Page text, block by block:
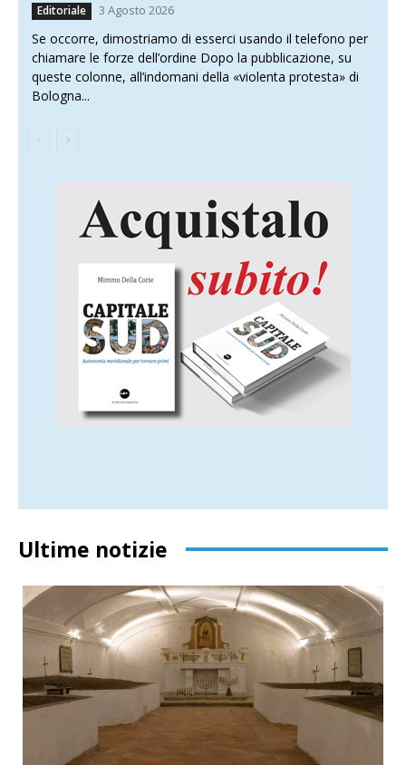
Editoriale 3 Agosto 2026
Se occorre, dimostriamo di esserci usando il telefono per
chiamare le forze dell’ordine Dopo la pubblicazione, su
queste colonne, all’indomani della «violenta protesta» di
Bologna...
Ultime notizie